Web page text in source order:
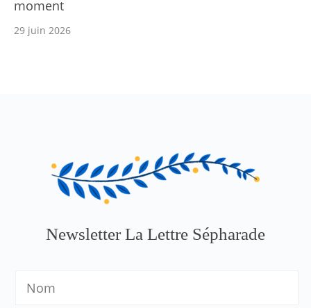
moment
29 juin 2026
Newsletter La Lettre Sépharade